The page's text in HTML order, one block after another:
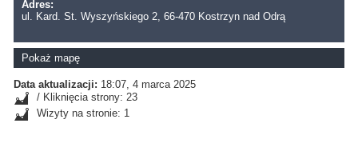
Adres:
ul. Kard. St. Wyszyńskiego 2, 66-470 Kostrzyn nad Odrą
Pokaż mapę
Data aktualizacji: 18:07, 4 marca 2025
/ Kliknięcia strony: 23
Wizyty na stronie: 1